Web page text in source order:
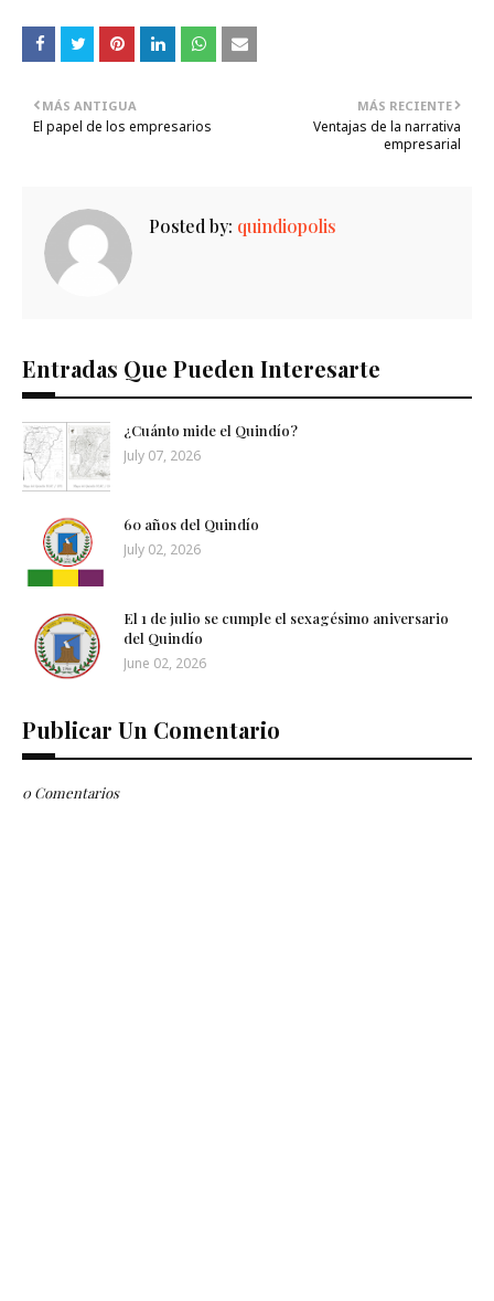
MÁS RECIENTE
Ventajas de la narrativa
empresarial
MÁS ANTIGUA
El papel de los empresarios
Posted by: quindiopolis
Entradas Que Pueden Interesarte
¿Cuánto mide el Quindío?
July 07, 2026
60 años del Quindío
July 02, 2026
El 1 de julio se cumple el sexagésimo aniversario
del Quindío
June 02, 2026
Publicar Un Comentario
0 Comentarios